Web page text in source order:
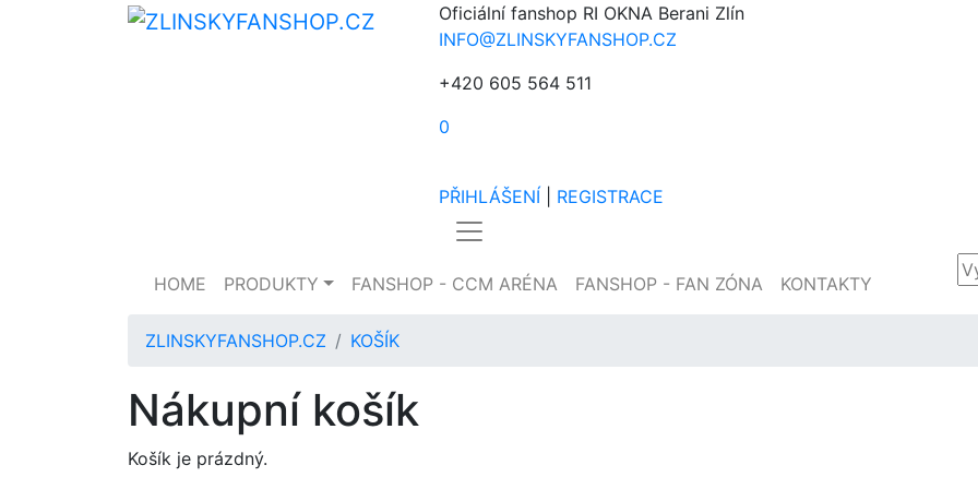
Oficiální fanshop RI OKNA Berani Zlín
INFO@ZLINSKYFANSHOP.CZ
+420 605 564 511
0
PŘIHLÁŠENÍ REGISTRACE
HOME PRODUKTY FANSHOP - CCM ARÉNA FANSHOP - FAN ZÓNA KONTAKTY
ZLINSKYFANSHOP.CZ KOŠÍK
Nákupní košík
Košík je prázdný.